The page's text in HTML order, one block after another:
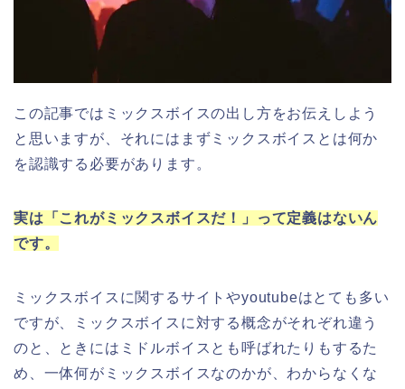
この記事ではミックスボイスの出し方をお伝えしよう
と思いますが、それにはまずミックスボイスとは何か
を認識する必要があります。
実は「これがミックスボイスだ！」って定義はないん
です。
ミックスボイスに関するサイトやyoutubeはとても多い
ですが、ミックスボイスに対する概念がそれぞれ違う
のと、ときにはミドルボイスとも呼ばれたりもするた
め、一体何がミックスボイスなのかが、わからなくな